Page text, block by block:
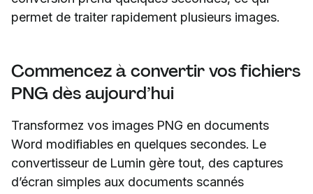
permet de traiter rapidement plusieurs images.
Commencez à convertir vos fichiers
PNG dès aujourd’hui
Transformez vos images PNG en documents
Word modifiables en quelques secondes. Le
convertisseur de Lumin gère tout, des captures
d’écran simples aux documents scannés